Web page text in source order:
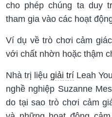
cho phép chúng ta duy
tham gia vào các hoạt
Ví dụ về trò chơi cảm
với chất nhờn hoặc thậm
Nhà trị liệu giải trí Leah
nghề nghiệp Suzanne
do tại sao trò chơi cảm